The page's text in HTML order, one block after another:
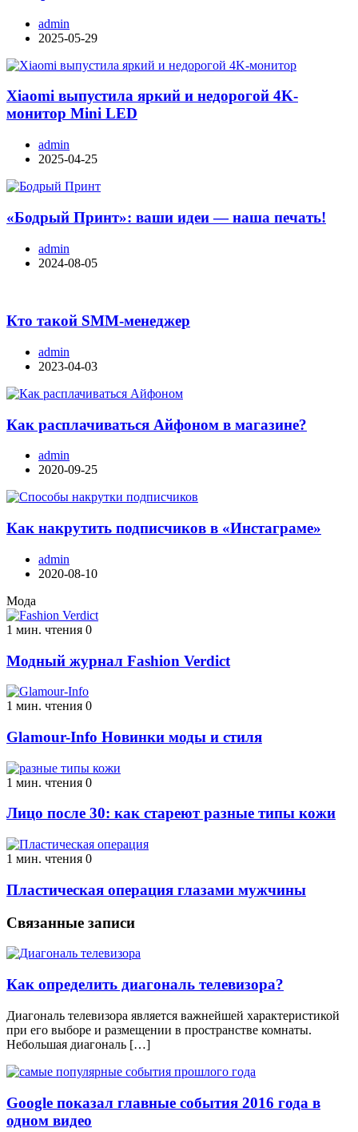
admin
2025-05-29
Xiaomi выпустила яркий и недорогой 4K-
монитор Mini LED
admin
2025-04-25
«Бодрый Принт»: ваши идеи — наша печать!
admin
2024-08-05
Кто такой SMM-менеджер
admin
2023-04-03
Как расплачиваться Айфоном в магазине?
admin
2020-09-25
Как накрутить подписчиков в «Инстаграме»
admin
2020-08-10
Мода
1 мин. чтения 0
Модный журнал Fashion Verdict
1 мин. чтения 0
Glamour-Info Новинки моды и стиля
1 мин. чтения 0
Лицо после 30: как стареют разные типы кожи
1 мин. чтения 0
Пластическая операция глазами мужчины
Связанные записи
Как определить диагональ телевизора?
Диагональ телевизора является важнейшей характеристикой
при его выборе и размещении в пространстве комнаты.
Небольшая диагональ […]
Google показал главные события 2016 года в
одном видео